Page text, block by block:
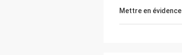
Mettre en évidence